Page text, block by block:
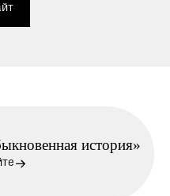
история»